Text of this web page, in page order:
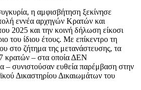
η αμφισβήτηση ξεκίνησε
εννέα αρχηγών Κρατών και
2025 και την κοινή δήλωση είκοσι
του ίδιου έτους. Με επίκεντρο τη
στο ζήτημα της μετανάστευσης, τα
κρατών – στα οποία ΔΕΝ
– συνιστούσαν ευθεία παρέμβαση στην
Δικαστηρίου Δικαιωμάτων του